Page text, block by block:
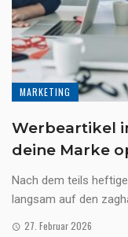
MARKETING
Werbeartikel
deine Marke
Nach dem teils
langsam auf den
27. Februar 2026